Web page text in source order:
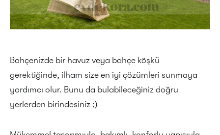
Bahçenizde bir havuz veya bahçe köşkü
gerektiğinde, ilham size en iyi çözümleri sunmaya
yardımcı olur. Bunu da bulabileceğiniz doğru
yerlerden birindesiniz ;)